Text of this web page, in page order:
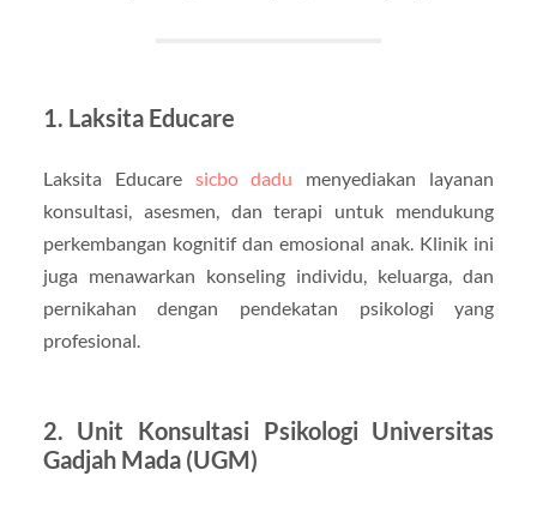
1. Laksita Educare
Laksita Educare sicbo dadu menyediakan layanan
konsultasi, asesmen, dan terapi untuk mendukung
perkembangan kognitif dan emosional anak. Klinik ini
juga menawarkan konseling individu, keluarga, dan
pernikahan dengan pendekatan psikologi yang
profesional.
2. Unit Konsultasi Psikologi Universitas
Gadjah Mada (UGM)